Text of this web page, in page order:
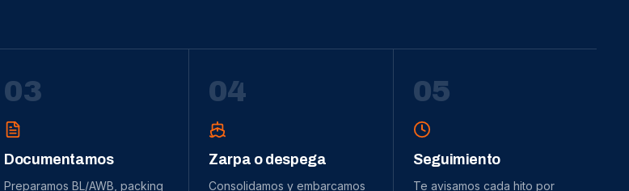
03
Documentamos
Preparamos BL/AWB, packing
04
Zarpa o despega
Consolidamos y embarcamos
05
Seguimiento
Te avisamos cada hito por